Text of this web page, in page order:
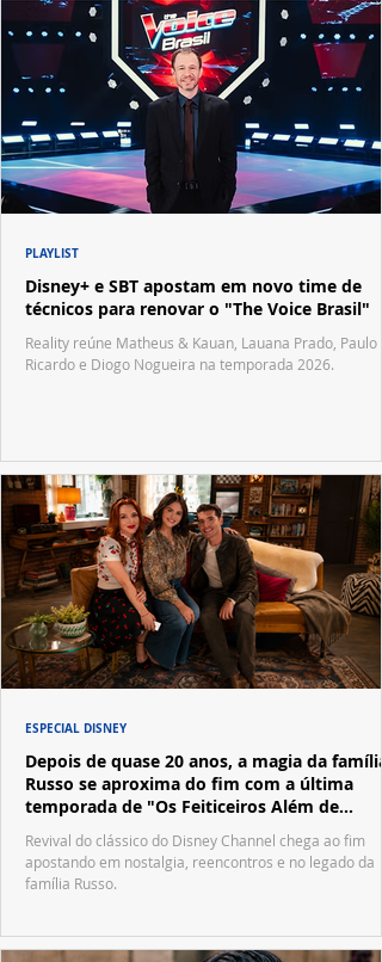
Disney+ e SBT apostam em novo time de
técnicos para renovar o "The Voice Brasil"
Reality reúne Matheus & Kauan, Lauana Prado, Paulo
Ricardo e Diogo Nogueira na temporada 2026.
PLAYLIST
Depois de quase 20 anos, a magia da família
Russo se aproxima do fim com a última
temporada de "Os Feiticeiros Além de
Waverly Place"
Revival do clássico do Disney Channel chega ao fim
apostando em nostalgia, reencontros e no legado da
família Russo.
ESPECIAL DISNEY